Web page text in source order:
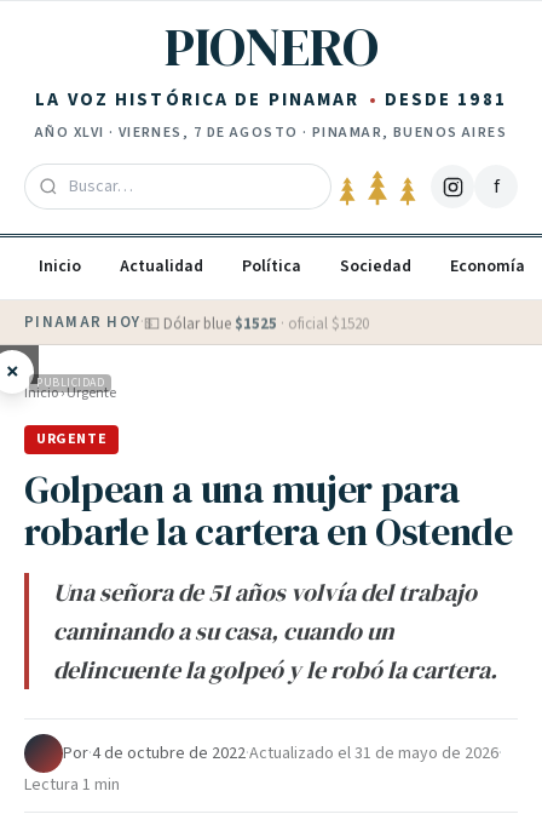
PIONERO
LA VOZ HISTÓRICA DE PINAMAR DESDE 1981
AÑO XLVI · VIERNES, 7 DE AGOSTO · PINAMAR, BUENOS AIRES
f
Inicio Actualidad Política Sociedad Economía
PINAMAR HOY·💵 Dólar blue $1525 · oficial $1520
× PUBLICIDAD
Inicio›Urgente
URGENTE
Golpean a una mujer para
robarle la cartera en Ostende
Una señora de 51 años volvía del trabajo
caminando a su casa, cuando un
delincuente la golpeó y le robó la cartera.
Por·4 de octubre de 2022·Actualizado el31 de mayo de 2026·
Lectura 1 min